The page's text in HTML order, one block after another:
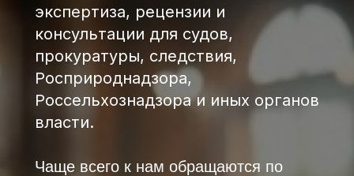
экспертиза, рецензии и
консультации для судов,
прокуратуры, следствия,
Росприроднадзора,
Россельхознадзора и иных органов
власти.
Чаще всего к нам обращаются по